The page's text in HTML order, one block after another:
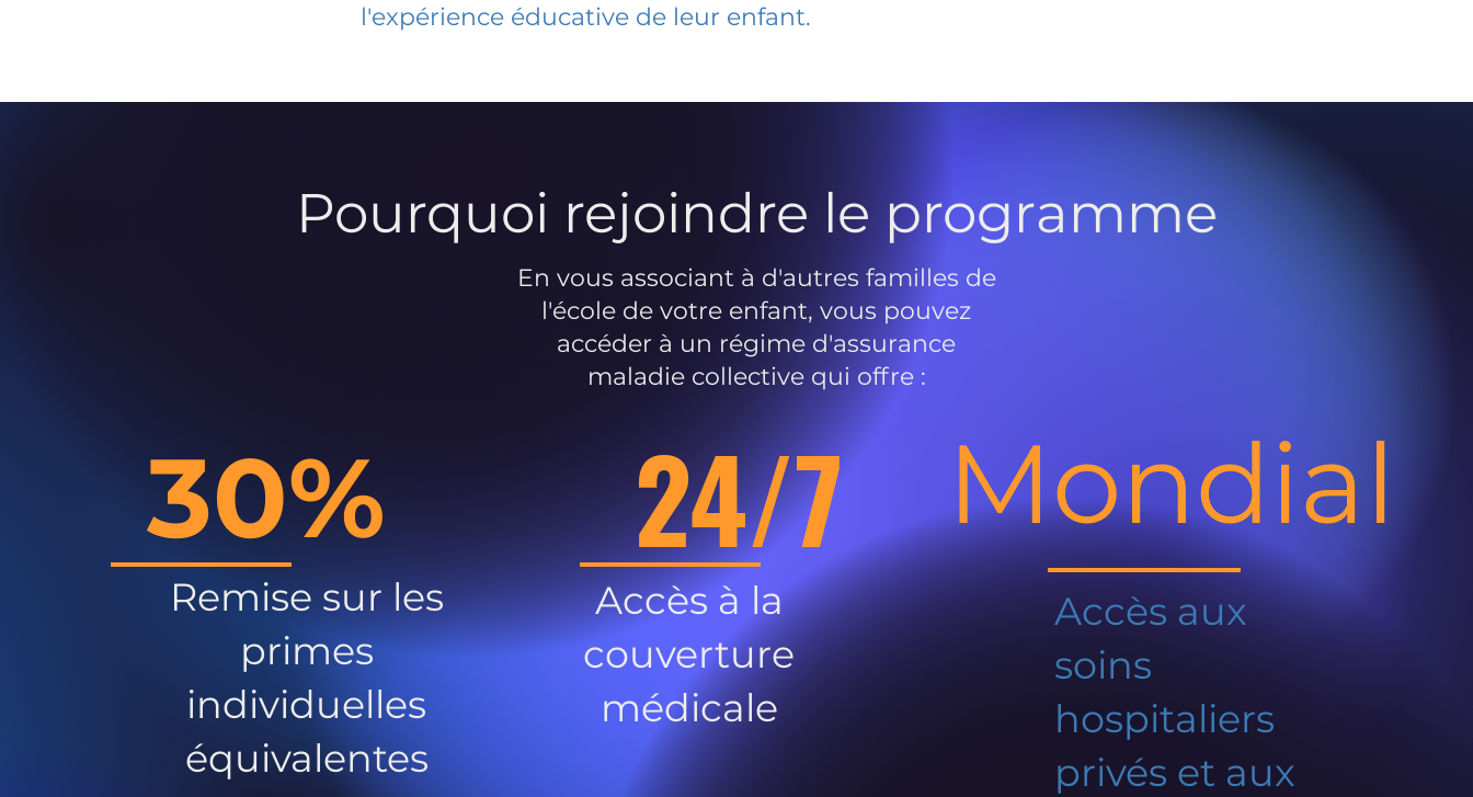
l'expérience éducative de leur enfant.
Pourquoi rejoindre le programme
En vous associant à d'autres familles de
l'école de votre enfant, vous pouvez
accéder à un régime d'assurance
maladie collective qui offre :
30%
Remise sur les
primes
individuelles
équivalentes
24/7
Accès à la
couverture
médicale
Mondial
Accès aux
soins
hospitaliers
privés et aux